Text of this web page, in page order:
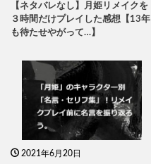
【ネタバレなし】月姫リメイクを
３時間だけプレイした感想【13年
も待たせやがって…】
2021年6月20日